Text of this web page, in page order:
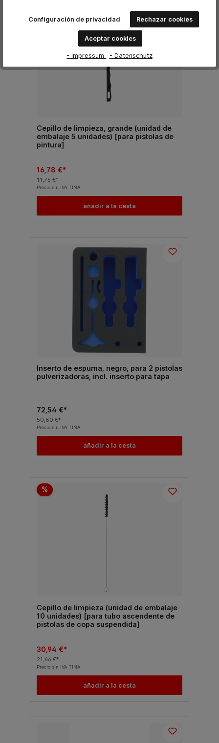
Cepillo de limpieza, grande (unidad de
embalaje 5 unidades) [para pistolas de
pintura]
16,78 €*
11,75 €*
Precio sin IVA TINA
añadir a la cesta
Inserto de espuma, negro, para 2 pistolas
pulverizadoras, incl. inserto para tapa
72,54 €*
50,80 €*
Precio sin IVA TINA
añadir a la cesta
%
Cepillo de limpieza (unidad de embalaje
10 unidades) [para tubo ascendente de
pistolas de copa suspendida]
30,94 €*
21,66 €*
Precio sin IVA TINA
añadir a la cesta
Configuración de privacidad Rechazar cookies
Aceptar cookies
- Impressum - Datenschutz